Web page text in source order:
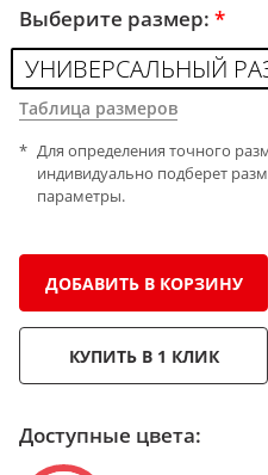
Выберите размер: *
УНИВЕРСАЛЬНЫЙ
Таблица размеров
Для определения точного
индивидуально подберет
параметры.
ДОБАВИТЬ В КОРЗИНУ
КУПИТЬ В 1 КЛИК
Доступные цвета: